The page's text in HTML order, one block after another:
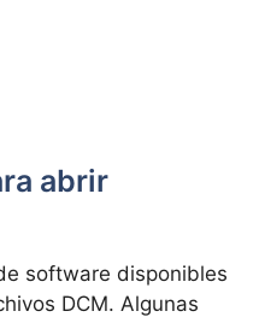
abrir
software disponibles
DCM. Algunas